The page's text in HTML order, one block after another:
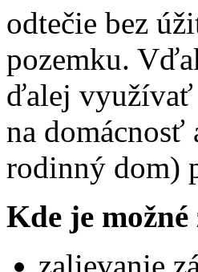
odtečie bez
pozemku.
ďalej využívať
na
rodinný dom)
Kde je
zalievanie